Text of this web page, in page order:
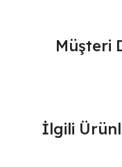
Müşteri
İlgili